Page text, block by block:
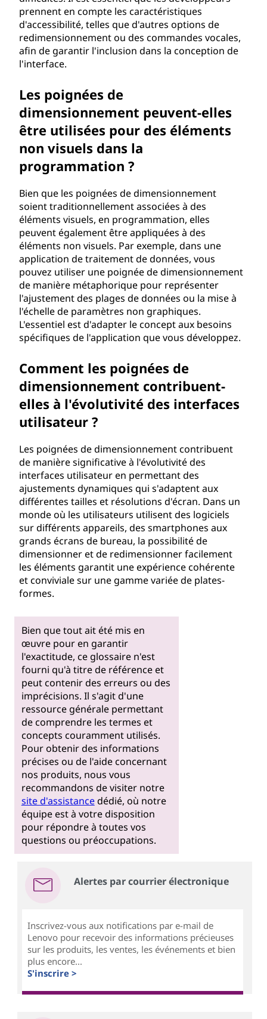
prennent en compte les caractéristiques
d'accessibilité, telles que d'autres options de
redimensionnement ou des commandes vocales,
afin de garantir l'inclusion dans la conception de
l'interface.
Les poignées de
dimensionnement peuvent-elles
être utilisées pour des éléments
non visuels dans la
programmation ?
Bien que les poignées de dimensionnement
soient traditionnellement associées à des
éléments visuels, en programmation, elles
peuvent également être appliquées à des
éléments non visuels. Par exemple, dans une
application de traitement de données, vous
pouvez utiliser une poignée de dimensionnement
de manière métaphorique pour représenter
l'ajustement des plages de données ou la mise à
l'échelle de paramètres non graphiques.
L'essentiel est d'adapter le concept aux besoins
spécifiques de l'application que vous développez.
Comment les poignées de
dimensionnement contribuent-
elles à l'évolutivité des interfaces
utilisateur ?
Les poignées de dimensionnement contribuent
de manière significative à l'évolutivité des
interfaces utilisateur en permettant des
ajustements dynamiques qui s'adaptent aux
différentes tailles et résolutions d'écran. Dans un
monde où les utilisateurs utilisent des logiciels
sur différents appareils, des smartphones aux
grands écrans de bureau, la possibilité de
dimensionner et de redimensionner facilement
les éléments garantit une expérience cohérente
et conviviale sur une gamme variée de plates-
formes.
Bien que tout ait été mis en
œuvre pour en garantir
l'exactitude, ce glossaire n'est
fourni qu'à titre de référence et
peut contenir des erreurs ou des
imprécisions. Il s'agit d'une
ressource générale permettant
de comprendre les termes et
concepts couramment utilisés.
Pour obtenir des informations
précises ou de l'aide concernant
nos produits, nous vous
recommandons de visiter notre
site d'assistancedédié, où notre
équipe est à votre disposition
pour répondre à toutes vos
questions ou préoccupations.
Alertes par courrier électronique
Inscrivez-vous aux notifications par e-mail de
Lenovo pour recevoir des informations précieuses
sur les produits, les ventes, les événements et bien
plus encore...
S'inscrire >